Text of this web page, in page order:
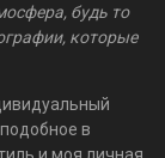
будь то
которые
в